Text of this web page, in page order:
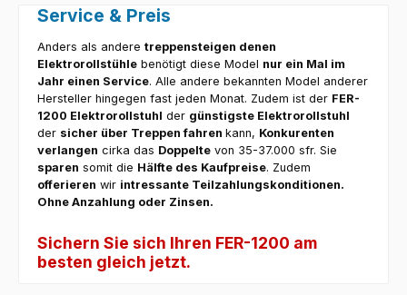
Service & Preis
Anders als andere treppensteigen denen
Elektrorollstühle benötigt diese Model nur ein Mal im
Jahr einen Service. Alle andere bekannten Model anderer
Hersteller hingegen fast jeden Monat. Zudem ist der FER-
1200 Elektrorollstuhl der günstigste Elektrorollstuhl
der sicher über Treppen fahren kann, Konkurenten
verlangen cirka das Doppelte von 35-37.000 sfr. Sie
sparen somit die Hälfte des Kaufpreise. Zudem
offerieren wir intressante Teilzahlungskonditionen.
Ohne Anzahlung oder Zinsen.
Sichern Sie sich Ihren FER-1200 am
besten gleich jetzt.